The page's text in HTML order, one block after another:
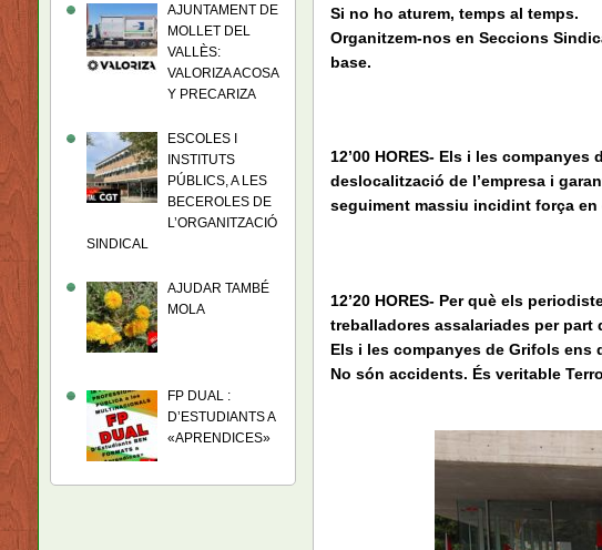
Si no ho aturem, temps al temps.
Organitzem-nos en Seccions
base.
12’00 HORES- Els i les
deslocalització de l’empresa i
seguiment massiu incidint força
12’20 HORES- Per què els
treballadores assalariades per part
Els i les companyes de Grifols ens
No són accidents. És veritable
AJUNTAMENT DE
MOLLET DEL
VALLÈS:
VALORIZA ACOSA
Y PRECARIZA
ESCOLES I
INSTITUTS
PÚBLICS, A LES
BECEROLES DE
L’ORGANITZACIÓ
SINDICAL
AJUDAR TAMBÉ
MOLA
FP DUAL :
D’ESTUDIANTS A
«APRENDICES»